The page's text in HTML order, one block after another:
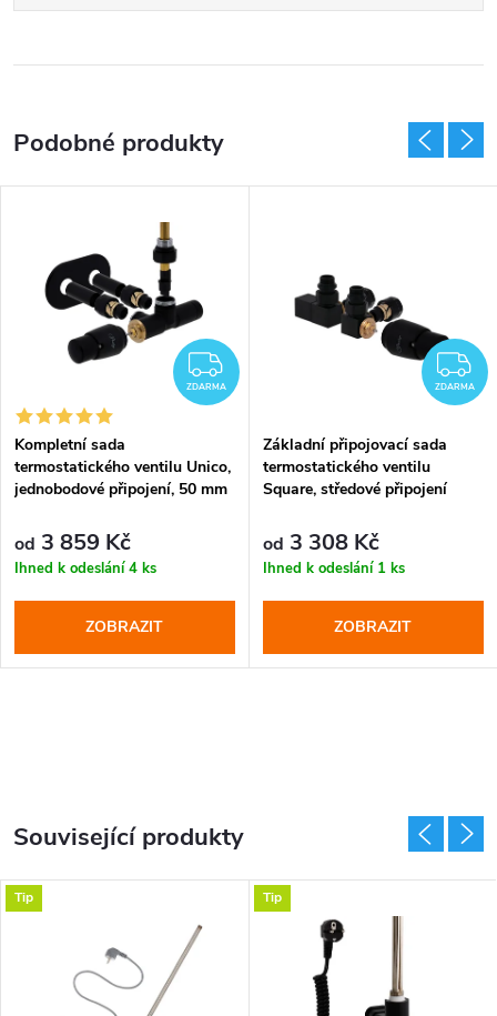
ZDARMA
ZDARMA
Kompletní sada
termostatického ventilu Unico,
jednobodové připojení, 50 mm
od 3 859 Kč
Ihned k odeslání4 ks
ZOBRAZIT
ZDARMA
Základní připojovací sada
termostatického ventilu
Square, středové připojení
od 3 308 Kč
Ihned k odeslání 1 ks
ZOBRAZIT
Související produkty
Tip Tip